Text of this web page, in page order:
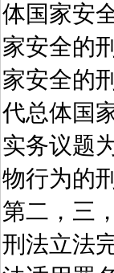
体国家安
家安全的
家安全的
代总体国
实务议题
物行为的
第二，三
刑法立法